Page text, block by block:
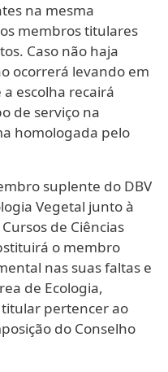
na mesma
membros titulares
Caso não haja
ocorrerá levando em
escolha recairá
de serviço na
homologada pelo
suplente do DBV
Vegetal junto à
de Ciências
o membro
nas suas faltas e
de Ecologia,
pertencer ao
do Conselho